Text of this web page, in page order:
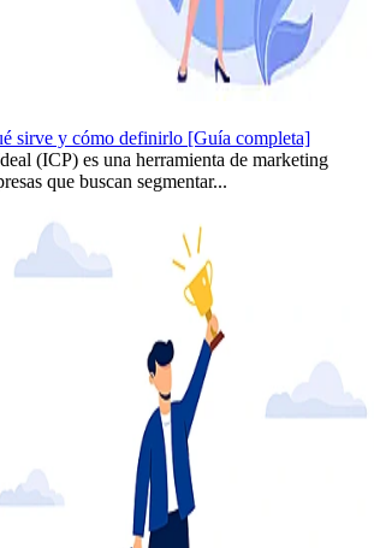
sirve y cómo definirlo [Guía completa]
(ICP) es una herramienta de marketing
que buscan segmentar...